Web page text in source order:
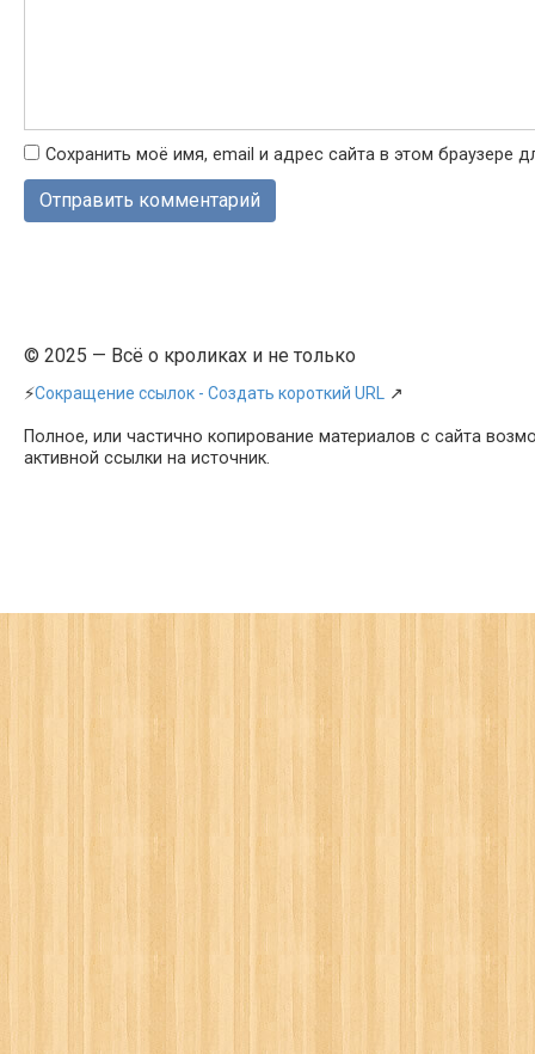
Сохранить моё имя, email и адрес сайта в этом браузере
© 2025 — Всё о кроликах и не только
⚡Сокращение ссылок - Создать короткий URL ↗
Полное, или частично копирование материалов с сайта
активной ссылки на источник.